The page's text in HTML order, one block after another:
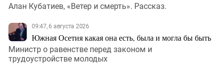
Алан Кубатиев, «Ветер и смерть». Рассказ.
09:47, 6 августа 2026
Южная Осетия какая она есть, была и могла бы быть
Министр о равенстве перед законом и
трудоустройстве молодых